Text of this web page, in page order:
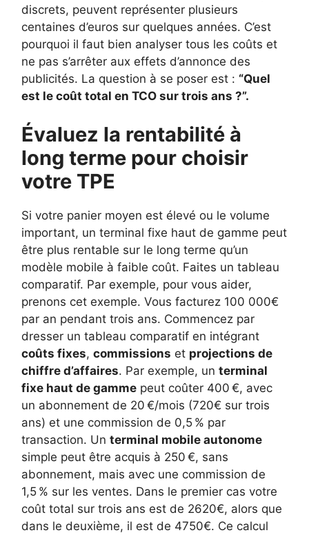
discrets, peuvent représenter plusieurs
centaines d’euros sur quelques années. C’est
pourquoi il faut bien analyser tous les coûts et
ne pas s’arrêter aux effets d’annonce des
publicités. La question à se poser est : “Quel
est le coût total en TCO sur trois ans ?”.
Évaluez la rentabilité à
long terme pour choisir
votre TPE
Si votre panier moyen est élevé ou le volume
important, un terminal fixe haut de gamme peut
être plus rentable sur le long terme qu’un
modèle mobile à faible coût. Faites un tableau
comparatif. Par exemple, pour vous aider,
prenons cet exemple. Vous facturez 100 000€
par an pendant trois ans. Commencez par
dresser un tableau comparatif en intégrant
coûts fixes, commissions et projections de
chiffre d’affaires. Par exemple, un terminal
fixe haut de gamme peut coûter 400 €, avec
un abonnement de 20 €/mois (720€ sur trois
ans) et une commission de 0,5 % par
transaction. Un terminal mobile autonome
simple peut être acquis à 250 €, sans
abonnement, mais avec une commission de
1,5 % sur les ventes. Dans le premier cas votre
coût total sur trois ans est de 2620€, alors que
dans le deuxième, il est de 4750€. Ce calcul